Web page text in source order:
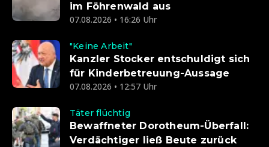
im Föhrenwald aus
07.08.2026 • 16:26 Uhr
"Keine Arbeit"
Kanzler Stocker entschuldigt sich
für Kinderbetreuung-Aussage
07.08.2026 • 12:57 Uhr
Täter flüchtig
Bewaffneter Dorotheum-Überfall:
Verdächtiger ließ Beute zurück